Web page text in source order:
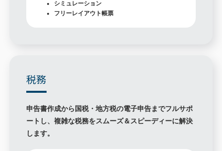
シミュレーション
フリーレイアウト帳票
税務
申告書作成から国税・地方税の電子申告までフルサポ
ートし、複雑な税務をスムーズ＆スピーディーに解決
します。